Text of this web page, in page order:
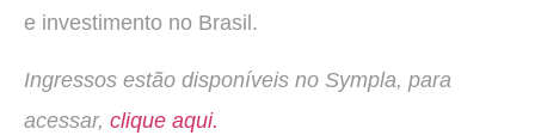
e investimento no Brasil.
Ingressos estão disponíveis no Sympla, para
acessar, clique aqui.